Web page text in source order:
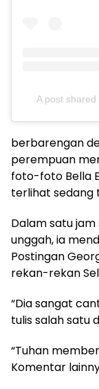
A post
berbarengan
perempuan
foto-foto Bella
terlihat sedang
Dalam satu
unggah, ia
Postingan
rekan-rekan
“Dia sangat
tulis salah satu
“Tuhan
Komentar